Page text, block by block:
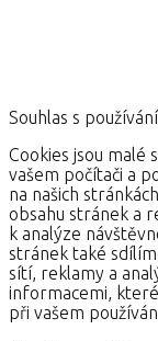
Souhlas s
Cookies jsou malé
vašem počítači a
na našich
obsahu stránek a
k analýze
stránek také
sítí, reklamy a
informacemi,
při vašem